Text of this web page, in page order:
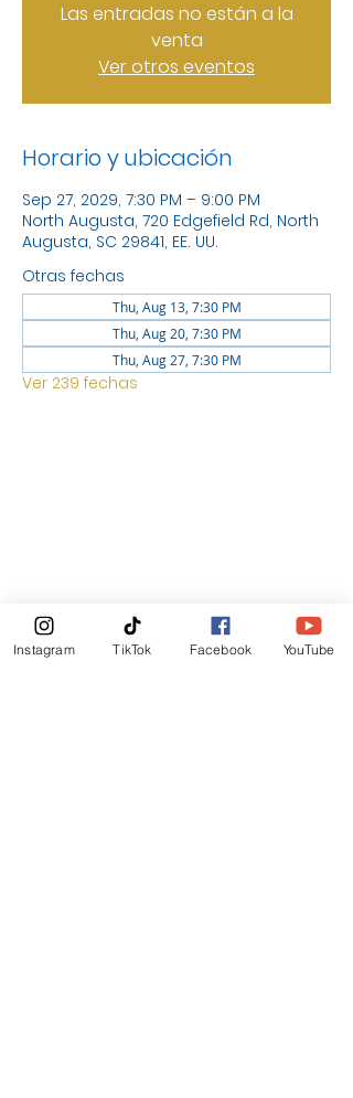
Las entradas no están a la
venta
Ver otros eventos
Horario y ubicación
Sep 27, 2029, 7:30 PM – 9:00 PM
North Augusta, 720 Edgefield Rd, North
Augusta, SC 29841, EE. UU.
Otras fechas
Thu, Aug 13, 7:30 PM
Thu, Aug 20, 7:30 PM
Thu, Aug 27, 7:30 PM
Ver 239 fechas
Boletin Informativo
Instagram TikTok Facebook YouTube